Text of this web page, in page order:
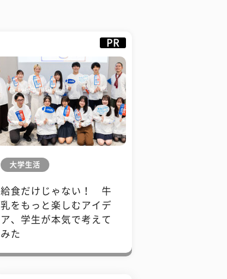
PR
大学生活
給食だけじゃない！ 牛
乳をもっと楽しむアイデ
ア、学生が本気で考えて
みた